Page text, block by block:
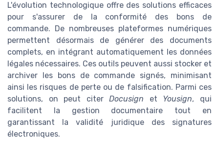
L'évolution technologique offre des solutions efficaces
pour s'assurer de la conformité des bons de
commande. De nombreuses plateformes numériques
permettent désormais de générer des documents
complets, en intégrant automatiquement les données
légales nécessaires. Ces outils peuvent aussi stocker et
archiver les bons de commande signés, minimisant
ainsi les risques de perte ou de falsification. Parmi ces
solutions, on peut citerDocusign et Yousign, qui
facilitent la gestion documentaire tout en
garantissant la validité juridique des signatures
électroniques.